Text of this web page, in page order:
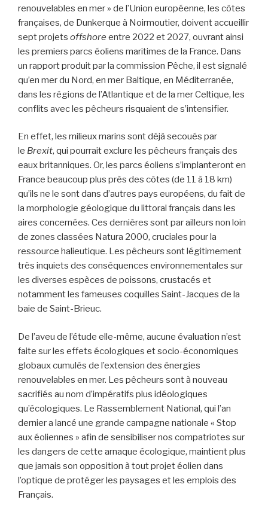
renouvelables en mer » de l’Union européenne, les côtes
françaises, de Dunkerque à Noirmoutier, doivent accueillir
sept projets offshore entre 2022 et 2027, ouvrant ainsi
les premiers parcs éoliens maritimes de la France. Dans
un rapport produit par la commission Pêche, il est signalé
qu’en mer du Nord, en mer Baltique, en Méditerranée,
dans les régions de l’Atlantique et de la mer Celtique, les
conflits avec les pêcheurs risquaient de s’intensifier.
En effet, les milieux marins sont déjà secoués par
le Brexit, qui pourrait exclure les pêcheurs français des
eaux britanniques. Or, les parcs éoliens s’implanteront en
France beaucoup plus près des côtes (de 11 à 18 km)
qu’ils ne le sont dans d’autres pays européens, du fait de
la morphologie géologique du littoral français dans les
aires concernées. Ces dernières sont par ailleurs non loin
de zones classées Natura 2000, cruciales pour la
ressource halieutique. Les pêcheurs sont légitimement
très inquiets des conséquences environnementales sur
les diverses espèces de poissons, crustacés et
notamment les fameuses coquilles Saint-Jacques de la
baie de Saint-Brieuc.
De l’aveu de l’étude elle-même, aucune évaluation n’est
faite sur les effets écologiques et socio-économiques
globaux cumulés de l’extension des énergies
renouvelables en mer. Les pêcheurs sont à nouveau
sacrifiés au nom d’impératifs plus idéologiques
qu’écologiques. Le Rassemblement National, qui l’an
dernier a lancé une grande campagne nationale « Stop
aux éoliennes » afin de sensibiliser nos compatriotes sur
les dangers de cette arnaque écologique, maintient plus
que jamais son opposition à tout projet éolien dans
l’optique de protéger les paysages et les emplois des
Français.